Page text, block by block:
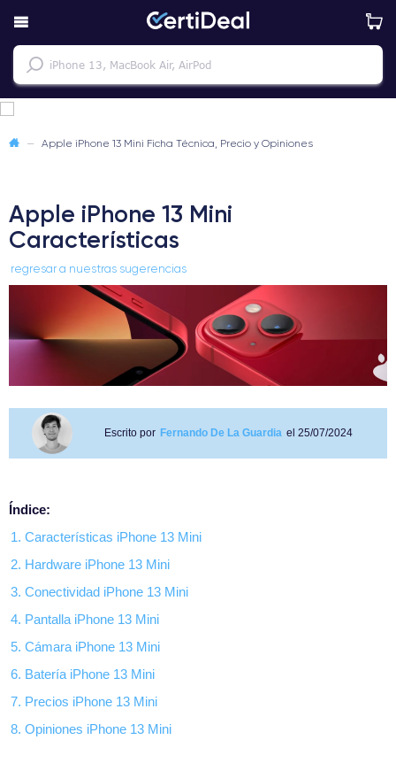
— Apple iPhone 13 Mini Ficha Técnica, Precio y Opiniones
Apple iPhone 13 Mini
Características
regresar a nuestras sugerencias
Escrito por Fernando De La Guardia el 25/07/2024
Índice:
1. Características iPhone 13 Mini
2. Hardware iPhone 13 Mini
3. Conectividad iPhone 13 Mini
4. Pantalla iPhone 13 Mini
5. Cámara iPhone 13 Mini
6. Batería iPhone 13 Mini
7. Precios iPhone 13 Mini
8. Opiniones iPhone 13 Mini